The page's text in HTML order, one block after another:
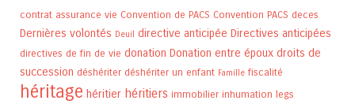
contrat assurance vie Convention de PACS Convention PACS deces
Dernières volontés Deuil directive anticipée Directives anticipées
directives de fin de vie donation Donation entre époux droits de
succession déshériter déshériter un enfant Famille fiscalité
héritage héritier héritiers immobilier inhumation legs